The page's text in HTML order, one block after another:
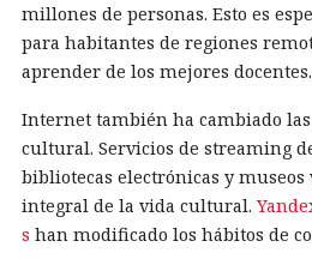
millones de personas. Esto es
para habitantes de regiones
aprender de los mejores docentes.
Internet también ha cambiado
cultural. Servicios de streaming
bibliotecas electrónicas y
integral de la vida cultural.
s han modificado los hábitos de